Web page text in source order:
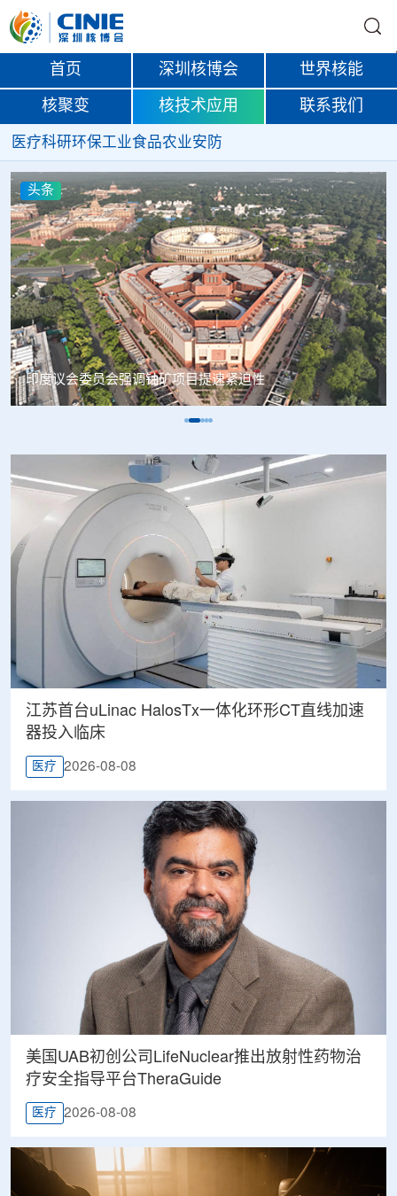
首页 深圳核博会 世界核能
核聚变 核技术应用 联系我们
医疗科研环保工业食品农业安防
头条
中核辐智正式设立 中国同辐持股90%打通核医疗全产业链
江苏首台uLinac HalosTx一体化环形CT直线加速
器投入临床
医疗 2026-08-08
美国UAB初创公司LifeNuclear推出放射性药物治
疗安全指导平台TheraGuide
医疗 2026-08-08